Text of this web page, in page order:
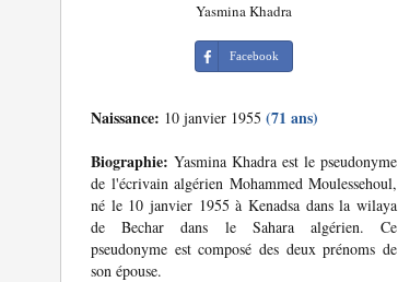
Yasmina Khadra
Facebook
Naissance: 10 janvier 1955 (71 ans)
Biographie: Yasmina Khadra est le pseudonyme
de l'écrivain algérien Mohammed Moulessehoul,
né le 10 janvier 1955 à Kenadsa dans la wilaya
de Bechar dans le Sahara algérien. Ce
pseudonyme est composé des deux prénoms de
son épouse.